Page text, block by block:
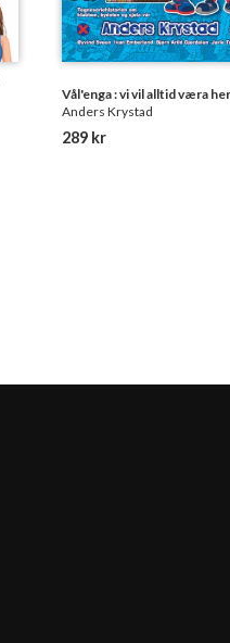
Vål'enga : vi vil alltid væra her
Anders Krystad
289 kr